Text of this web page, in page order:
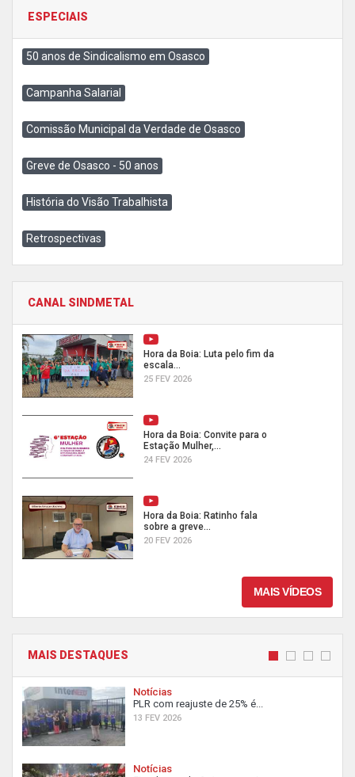
ESPECIAIS
50 anos de Sindicalismo em Osasco
Campanha Salarial
Comissão Municipal da Verdade de Osasco
Greve de Osasco - 50 anos
História do Visão Trabalhista
Retrospectivas
CANAL SINDMETAL
Hora da Boia: Luta pelo fim da
escala...
25 FEV 2026
Hora da Boia: Convite para o
Estação Mulher,...
24 FEV 2026
Hora da Boia: Ratinho fala
sobre a greve...
20 FEV 2026
MAIS VÍDEOS
MAIS DESTAQUES
Notícias
PLR com reajuste de 25% é...
13 FEV 2026
Notícias